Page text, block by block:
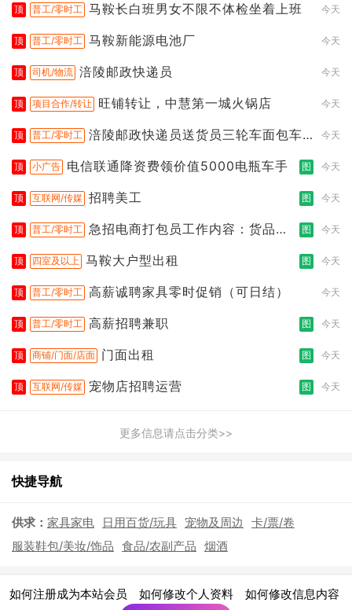
顶 普工/零时工 马鞍长白班男女不限不体检坐着上班 今天
顶 普工/零时工 马鞍新能源电池厂 今天
顶 司机/物流 涪陵邮政快递员 今天
顶 项目合作/转让 旺铺转让，中慧第一城火锅店 今天
顶 普工/零时工 涪陵邮政快递员送货员三轮车面包车
今天
顶 小广告 电信联通降资费领价值5000电瓶车手 图 今天
顶 互联网/传媒 招聘美工 图 今天
顶 普工/零时工 急招电商打包员工作内容：货品分
图 今天
顶 四室及以上 马鞍大户型出租 图 今天
顶 普工/零时工 高薪诚聘家具零时促销（可日结） 今天
顶 普工/零时工 高薪招聘兼职 图 今天
顶 商铺/门面/店面 门面出租 图 今天
顶 互联网/传媒 宠物店招聘运营 图 今天
更多信息请点击分类>>
快捷导航
供求： 家具家电 日用百货/玩具 宠物及周边
卡/票/卷
服装鞋包/美妆/饰品 食品/农副产品 烟酒
如何注册成为本站会员 如何修改个人资料 如何修改信息内容